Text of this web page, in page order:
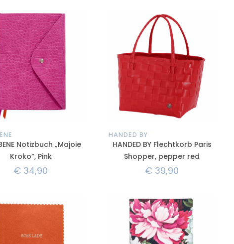
Notizbuch „Majoie
Kroko“, Pink
€ 34,90
HANDED BY
HANDED BY Flechtkorb Paris
Shopper, pepper red
€ 39,90